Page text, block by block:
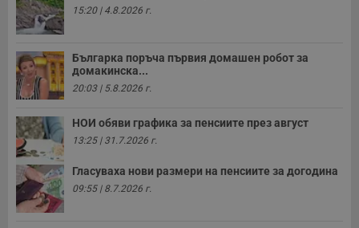
15:20 | 4.8.2026 г.
Българка поръча първия домашен робот за
домакинска...
20:03 | 5.8.2026 г.
НОИ обяви графика за пенсиите през август
13:25 | 31.7.2026 г.
Гласуваха нови размери на пенсиите за догодина
09:55 | 8.7.2026 г.